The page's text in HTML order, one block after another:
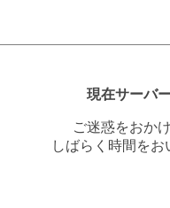
現在サーバ
ご迷惑をおか
しばらく時間を